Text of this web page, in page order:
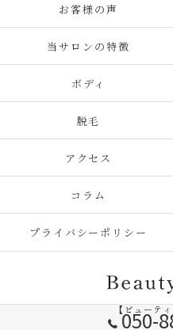
050-
お客様の声
当サロンの特徴
ボディ
脱毛
アクセス
コラム
プライバシーポリシー